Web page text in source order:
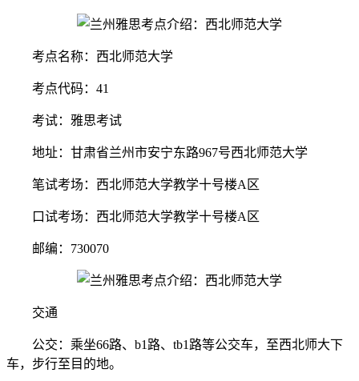
考点名称：西北师范大学
考点代码：41
考试：雅思考试
地址：甘肃省兰州市安宁东路967号西北师范大学
笔试考场：西北师范大学教学十号楼A区
口试考场：西北师范大学教学十号楼A区
邮编：730070
交通
公交：乘坐66路、b1路、tb1路等公交车，至西北师大下
车，步行至目的地。